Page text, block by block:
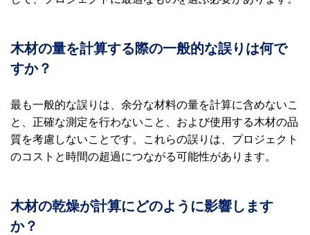
木材の量を計算する際の一般的な誤りは何で
すか？
最も一般的な誤りは、余分な材料の量を計算に含めないこ
と、正確な測定を行わないこと、および使用する木材の品
質を考慮しないことです。これらの誤りは、プロジェクト
のコストと時間の超過につながる可能性があります。
木材の乾燥が計算にどのように影響します
か？